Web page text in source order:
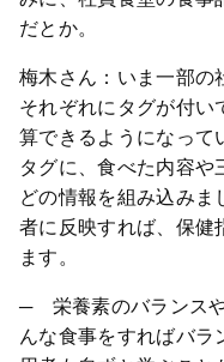
だとか。
梅木さん：いま一部の
それぞれにタグが付い
算できるようになって
タグに、食べた内容
どの情報を組み込みま
者に反映すれば、保健
ます。
─ 栄養素のバランス
んな食事をすればバ